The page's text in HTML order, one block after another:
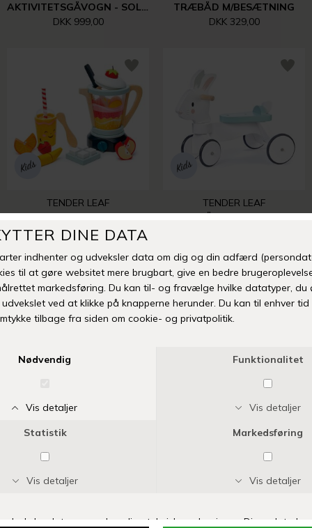
AKTIVITETSGÅVOGN - SOLSKIN
DKK 999,00
TRÆBÅD M/BESÆTNING
DKK 329,00
TENDER LEAF
BLENDER
DKK 425,00
TENDER LEAF
GÅBIL - KANIN
TENDER LEAF
TESÆT - JORDBÆR
SIDST SETE PRODUKTER